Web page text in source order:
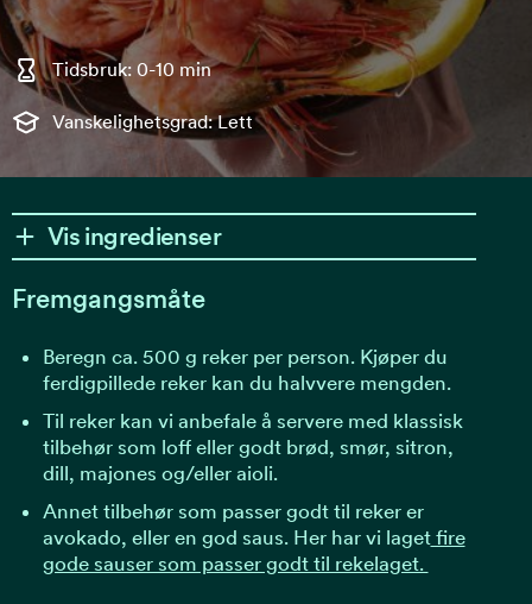
Tidsbruk: 0-10 min
Vanskelighetsgrad: Lett
Vis ingredienser
Fremgangsmåte
Beregn ca. 500 g reker per person. Kjøper du
ferdigpillede reker kan du halvvere mengden.
Til reker kan vi anbefale å servere med klassisk
tilbehør som loff eller godt brød, smør, sitron,
dill, majones og/eller aioli.
Annet tilbehør som passer godt til reker er
avokado, eller en god saus. Her har vi lagetfire
gode sauser som passer godt til rekelaget.